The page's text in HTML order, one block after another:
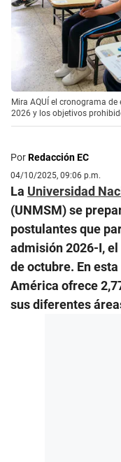
Mira AQUÍ el cronograma
2026 y los objetivos
PorRedacción EC
04/10/2025, 09:06 p.m.
La Universidad
(UNMSM) se
postulantes que
admisión 2026-I,
de octubre. En
América ofrece
sus diferentes